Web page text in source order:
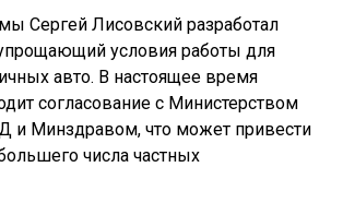
Сергей Лисовский разработал
условия работы для
авто. В настоящее время
согласование с Министерством
и Минздравом, что может привести
числа частных